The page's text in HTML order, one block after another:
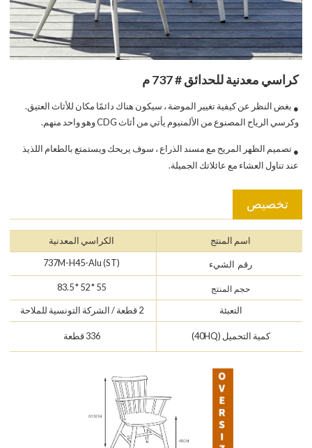
كراسي معدنية للحدائق # 737 م
● بغض النظر عن كيفية تغيير الموضة ، سيكون هناك دائمًا مكان للأثاث العتيق.
وكرسي الرياح المصنوع من الألمنيوم يأتي من أثاث CDG وهو واحد منهم.
● تصميم الظهر المريح مع مسند الذراع ، سوف يريحك ويستمتع بالطعام اللذيذ
عند تناول العشاء مع عائلاتك الجميلة.
تخصيص
اسم المنتج الكراسي المعدنية
رقم الشيء 737M-H45-Alu (ST)
حجم المنتج 55 * 52 * 83.5
التعبئة 2 قطعة / الشركة التونسية للملاحة
كمية التحميل (40HQ) 336 قطعة